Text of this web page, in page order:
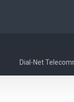
Dial-Net